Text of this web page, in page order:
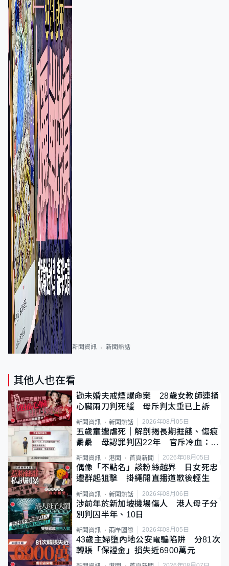
新聞資訊 新聞熱話
其他人也在看
勸未婚夫戒煙爆命案 28歲女教師連捅
心臟兩刀判死緩 母斥判太重已上訴
新聞資訊 新聞熱話 2026年08月05日
五歲童遭虐死｜解剖揭長期捱餓、傷痕
纍纍 母認罪判囚22年 官斥冷血：同
類案最惡劣
新聞資訊 港聞 首頁新聞 2026年08月05日
偶像「不點名」談粉絲越界 日女死忠
遭群起狙擊 掛繩開直播道歉後輕生
新聞資訊 新聞熱話 2026年08月06日
涉前年於新加坡機場傷人 港人母子分
別判囚半年、10日
新聞資訊 兩岸國際 2026年08月05日
43歲主婦墮內地公安電騙陷阱 分81次
轉賬「保證金」損失近6900萬元